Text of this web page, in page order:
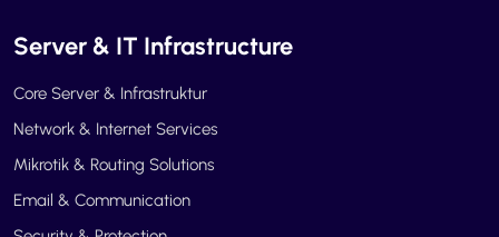
Server & IT Infrastructure
Core Server & Infrastruktur
Network & Internet Services
Mikrotik & Routing Solutions
Email & Communication